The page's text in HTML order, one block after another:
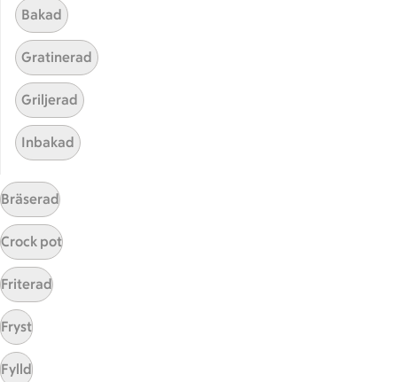
Testa att söka på något nytt, eller ta bort något av
Bakad
Gratinerad
Griljerad
Inbakad
Bräserad
Crock pot
Friterad
Fryst
Fylld